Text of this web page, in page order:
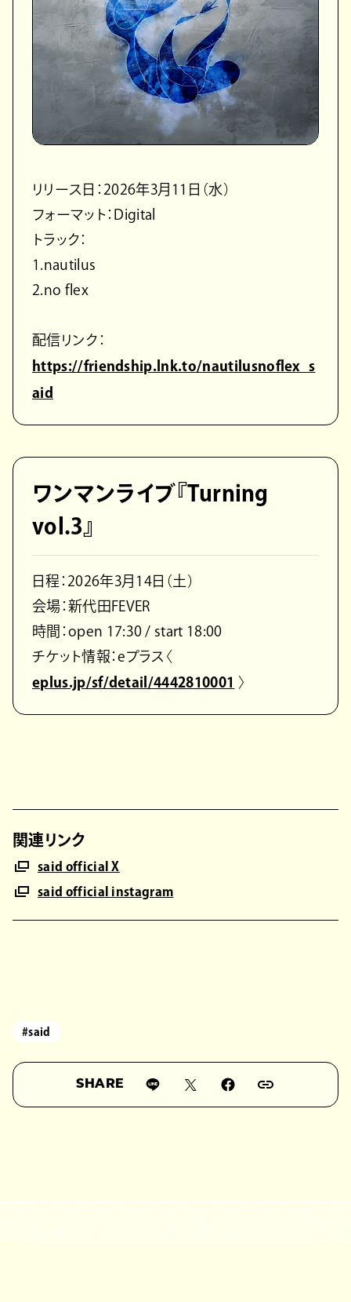
リリース日：2026年3月11日（水）
フォーマット：Digital
トラック：
1.nautilus
2.no flex
配信リンク：
https://friendship.lnk.to/nautilusnoflex_s
aid
ワンマンライブ『Turning
vol.3』
日程：2026年3月14日（土）
会場：新代田FEVER
時間：open 17:30 / start 18:00
チケット情報：eプラス〈
eplus.jp/sf/detail/4442810001 〉
関連リンク
said official X
said official instagram
#said
SHARE